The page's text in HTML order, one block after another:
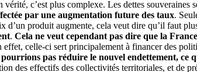
c’est plus complexe. Les dettes souveraines
par une augmentation future des taux.
d’un produit augmente, cela veut dire qu’il faut
.Cela ne veut cependant pas dire que la
effet, celle-ci sert principalement à financer des
pourrions pas réduire le nouvel endettement, ce
des effectifs des collectivités territoriales, et de